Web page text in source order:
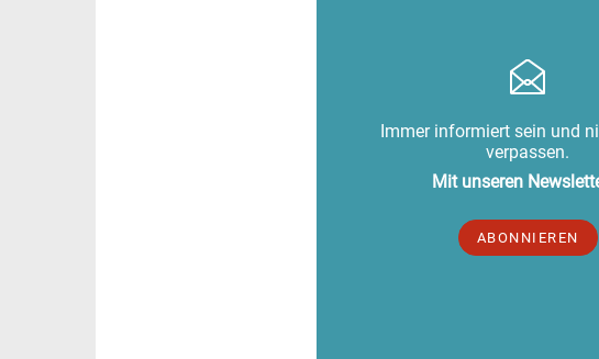
Immer informiert sein und
verpassen.
Mit unseren
ABONNIEREN